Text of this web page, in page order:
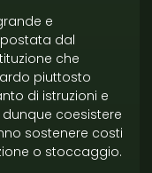
e
dal
che
piuttosto
di istruzioni e
dunque coesistere
sostenere costi
o stoccaggio.